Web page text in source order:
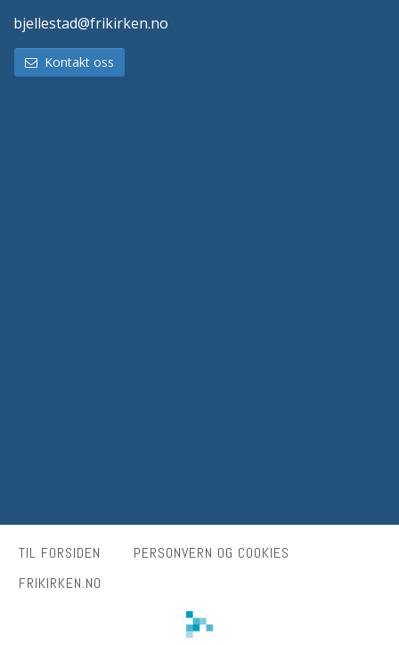
bjellestad@frikirken.no
Kontakt oss
TIL FORSIDEN
PERSONVERN OG COOKIES
FRIKIRKEN.NO